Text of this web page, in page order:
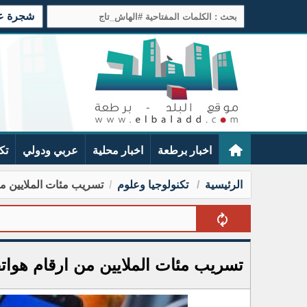
شجرة
اخبار برطعة اخبار محلية عربي ودولي
الرئيسية تكنولوجيا وعلوم تسريب مئات
تسريب مئات الملايين من ارقام